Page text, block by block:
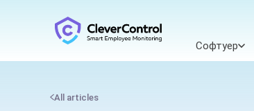
Софтуер
All articles